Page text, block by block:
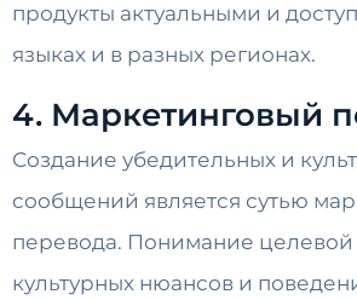
продукты актуальными и
языках и в разных регионах.
4. Маркетинговый
Создание убедительных и
сообщений является сутью
перевода. Понимание целевой
культурных нюансов и